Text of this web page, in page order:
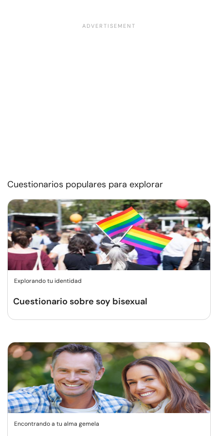
Cuestionarios populares para explorar
Explorando tu identidad
Cuestionario sobre soy bisexual
Encontrando a tu alma gemela